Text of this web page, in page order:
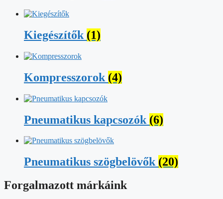
Kiegészítők (1)
Kompresszorok (4)
Pneumatikus kapcsozók (6)
Pneumatikus szögbelövők (20)
Forgalmazott márkáink